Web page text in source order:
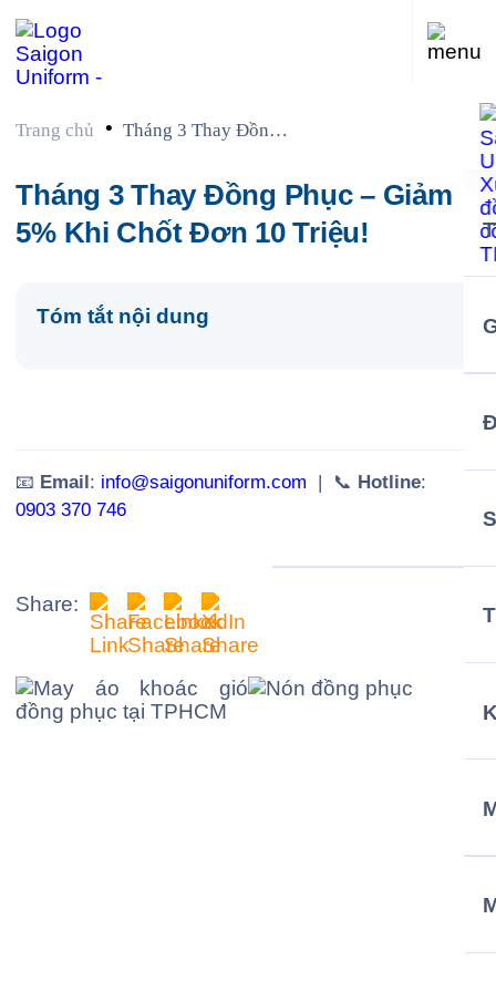
Trang chủ • Tháng 3 Thay Đồng
Chốt Đơn 10 Triệu!
Tháng 3 Thay Đồng Phục – Giảm
5% Khi Chốt Đơn 10 Triệu!
Tóm tắt nội dung
📧 Email: info@saigonuniform.com | 📞 Hotline:
0903 370 746
Share: